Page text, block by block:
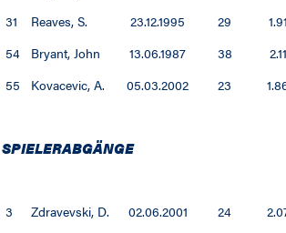
31
Reaves, S. 23.12.1995 29
54
Bryant, John 13.06.1987 38
55
Kovacevic, A. 05.03.2002 23
SPIELERABGÄNGE
3 Zdravevski, D. 02.06.2001 24